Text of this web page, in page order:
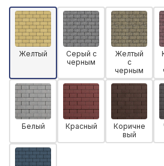
Желтый
Серый с
черным
Желтый
с
черным
Белый Красный
Коричне
вый